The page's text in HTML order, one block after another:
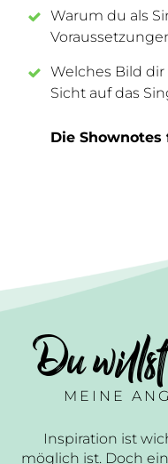
Warum du als
Welches Bild
Sicht auf das
Die
DuMEINE
Inspiration ist
möglich ist. Doch